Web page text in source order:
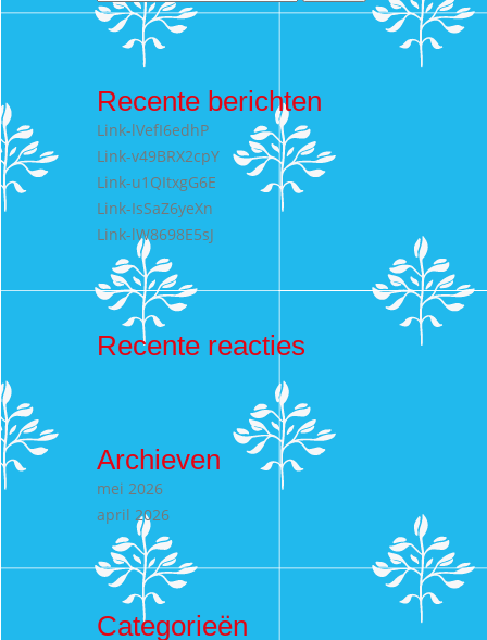
naar:
Recente berichten
Link-lVefI6edhP
Link-v49BRX2cpY
Link-u1QItxgG6E
Link-IsSaZ6yeXn
Link-lW8698E5sJ
Recente reacties
Archieven
mei 2026
april 2026
Categorieën